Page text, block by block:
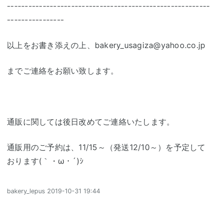
---------------------------------------------------------
----------------
以上をお書き添えの上、bakery_usagiza@yahoo.co.jp
までご連絡をお願い致します。
通販に関しては後日改めてご連絡いたします。
通販用のご予約は、11/15～（発送12/10～）を予定して
おります(｀・ω・´)ｼ
bakery_lepus 2019-10-31 19:44